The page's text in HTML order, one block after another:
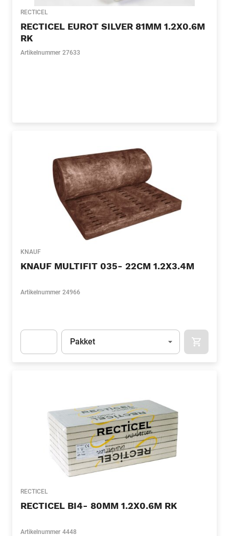
RECTICEL
RECTICEL EUROT SILVER 81MM 1.2X0.6M
RK
Artikelnummer 27633
KNAUF
KNAUF MULTIFIT 035- 22CM 1.2X3.4M
Artikelnummer 24966
Eenheid
Pakket
RECTICEL
RECTICEL BI4- 80MM 1.2X0.6M RK
Artikelnummer 4448